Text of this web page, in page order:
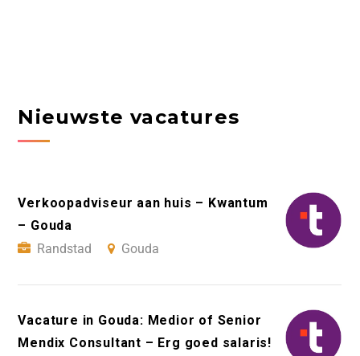
Nieuwste vacatures
Verkoopadviseur aan huis – Kwantum
– Gouda
Randstad
Gouda
Vacature in Gouda: Medior of Senior
Mendix Consultant – Erg goed salaris!